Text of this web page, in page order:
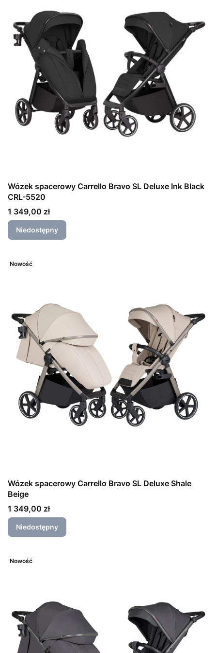
Wózek spacerowy Carrello Bravo SL Deluxe Ink Black
CRL-5520
Cena
1 349,00 zł
Niedostępny
Nowość
Wózek spacerowy Carrello Bravo SL Deluxe Shale
Beige
Cena
1 349,00 zł
Niedostępny
Nowość